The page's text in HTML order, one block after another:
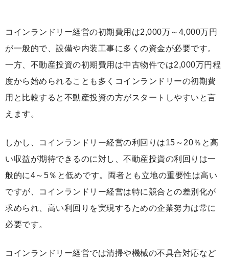
コインランドリー経営の初期費用は2,000万～4,000万円
が一般的で、設備や内装工事に多くの資金が必要です。
一方、不動産投資の初期費用は中古物件では2,000万円程
度から始められることも多くコインランドリーの初期費
用と比較すると不動産投資の方がスタートしやすいと言
えます。
しかし、コインランドリー経営の利回りは15～20％と高
い収益が期待できるのに対し、不動産投資の利回りは一
般的に4～5％と低めです。両者とも立地の重要性は高い
ですが、コインランドリー経営は特に競合との差別化が
求められ、高い利回りを実現するための企業努力は常に
必要です。
コインランドリー経営では清掃や機械の不具合対応など